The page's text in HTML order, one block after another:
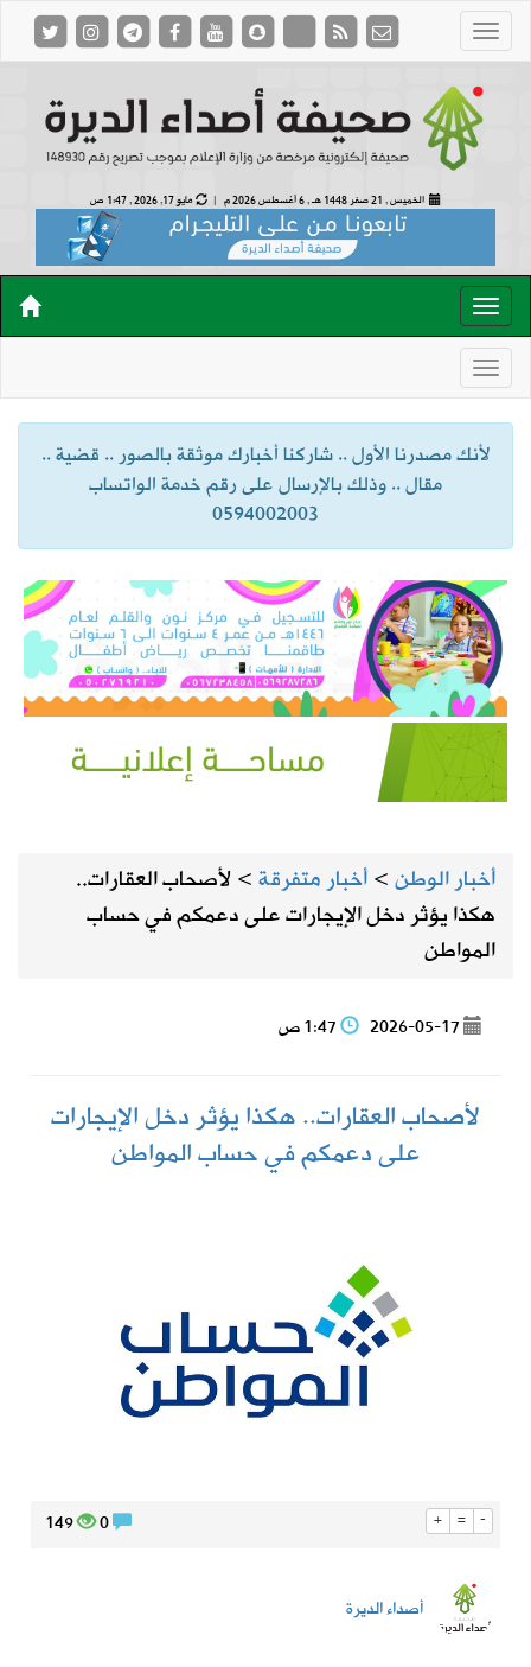
الخميس , 21 صفر 1448 هـ , 6 أغسطس 2026 م | مايو 17, 2026 , 1:47 ص
لأنك مصدرنا الأول .. شاركنا أخبارك موثقة بالصور .. قضية ..
مقال .. وذلك بالإرسال على رقم خدمة الواتساب
0594002003
أخبار الوطن>أخبار متفرقة>لأصحاب العقارات..
هكذا يؤثر دخل الإيجارات على دعمكم في حساب
المواطن
2026-05-17
لأصحاب العقارات.. هكذا يؤثر دخل الإيجارات
على دعمكم في حساب المواطن
+ = -
149
أصداء الديرة